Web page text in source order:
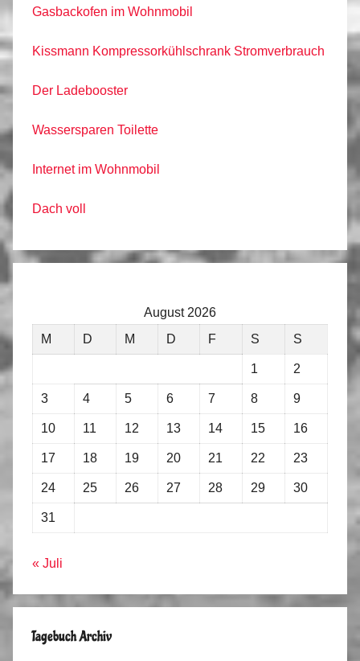
Gasbackofen im Wohnmobil
Kissmann Kompressorkühlschrank Stromverbrauch
Der Ladebooster
Wassersparen Toilette
Internet im Wohnmobil
Dach voll
August 2026
M
D M D F S S
1 2
3 4 5 6 7 8 9
10 11 12 13 14 15 16
17 18 19 20 21 22 23
24 25 26 27 28 29 30
31
« Juli
Tagebuch Archiv